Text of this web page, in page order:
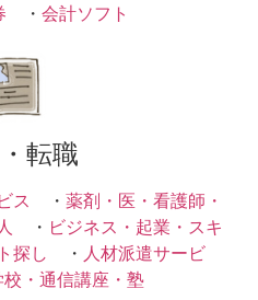
・ 会計ソフト
転職
ス ・ 薬剤・医・看護師・
・ ビジネス・起業・スキ
探し ・ 人材派遣サービ
校・通信講座・塾